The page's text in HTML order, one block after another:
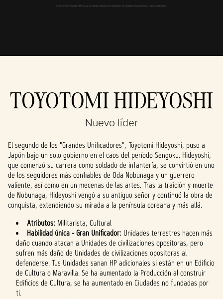
de datos a los
TOYOTOMI HIDEYOSHI
Nuevo líder
El segundo de los "Grandes Unificadores", Toyotomi Hideyoshi, puso a
Japón bajo un solo gobierno en el caos del período Sengoku. Hideyoshi,
que comenzó su carrera como soldado de infantería, se convirtió en uno
de los seguidores más confiables de Oda Nobunaga y un guerrero
valiente, así como en un mecenas de las artes. Tras la traición y muerte
de Nobunaga, Hideyoshi vengó a su antiguo señor y continuó la obra de
conquista, extendiendo su mirada a la península coreana y más allá.
Atributos: Militarista, Cultural
Habilidad única - Gran Unificador: Unidades terrestres hacen más
daño cuando atacan a Unidades de civilizaciones opositoras, pero
sufren más daño de Unidades de civilizaciones opositoras al
defenderse. Tus Unidades sanan HP adicionales si están en un Edificio
de Cultura o Maravilla. Se ha aumentado la Producción al construir
Edificios de Cultura, se ha aumentado en Ciudades no fundadas por
ti.